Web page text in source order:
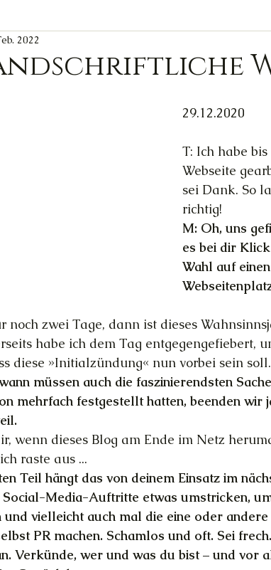
Ortsgebundene Götter
Frau &
2022
29.12.2020
T: Ich habe
Webseite
sei Dank. So
richtig!
M: Oh, uns
es bei dir
Wahl auf
noch zwei Tage, dann ist dieses
habe ich dem Tag entgegengefiebert,
diese »Initialzündung« nun vorbei sein soll.
müssen auch die faszinierendsten
mehrfach festgestellt hatten, beenden wir
wenn dieses Blog am Ende im Netz
raste aus ...
Teil hängt das von deinem Einsatz im
Social-Media-Auftritte etwas umstricken,
vielleicht auch mal die eine oder
PR machen. Schamlos und oft. Sei
Verkünde, wer und was du bist – und vor